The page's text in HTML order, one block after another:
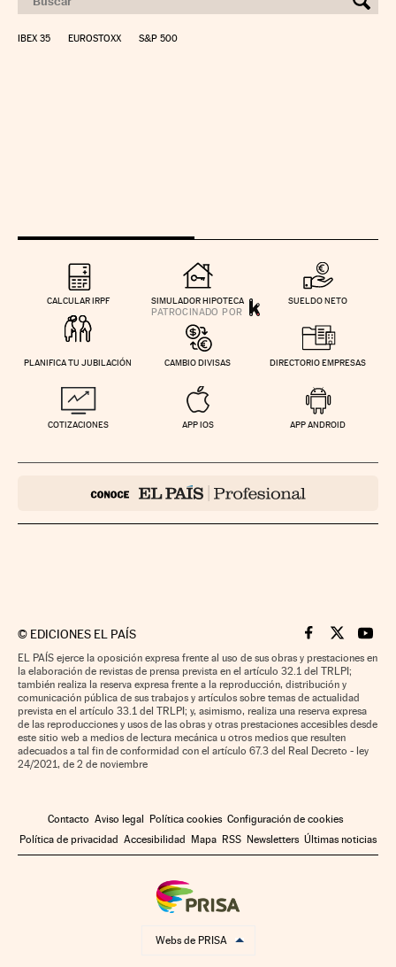
IBEX 35 EUROSTOXX S&P 500
CALCULAR IRPF SIMULADOR HIPOTECA SUELDO NETO
PLANIFICA TU JUBILACIÓN CAMBIO DIVISAS DIRECTORIO EMPRESAS
COTIZACIONES APP IOS APP ANDROID
© EDICIONES EL PAÍS Cinco Días en
Cinco Días
Cinco
EL PAÍS ejerce la oposición expresa frente al uso de sus obras y prestaciones en
la elaboración de revistas de prensa prevista en el artículo 32.1 del TRLPI;
también realiza la reserva expresa frente a la reproducción, distribución y
comunicación pública de sus trabajos y artículos sobre temas de actualidad
prevista en el artículo 33.1 del TRLPI; y, asimismo, realiza una reserva expresa
de las reproducciones y usos de las obras y otras prestaciones accesibles desde
este sitio web a medios de lectura mecánica u otros medios que resulten
adecuados a tal fin de conformidad con el artículo 67.3 del Real Decreto - ley
24/2021, de 2 de noviembre
Contacto Aviso legal Política cookies Configuración de cookies
Política de privacidad Accesibilidad Mapa RSS Newsletters Últimas noticias
Webs de PRISA